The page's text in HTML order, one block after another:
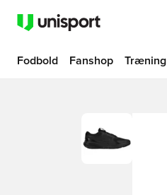
Fodbold Fanshop Træning